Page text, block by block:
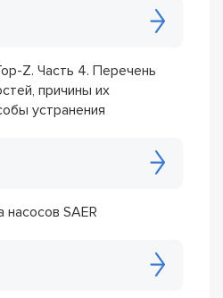
Z. Часть 4. Перечень
причины их
устранения
SAER